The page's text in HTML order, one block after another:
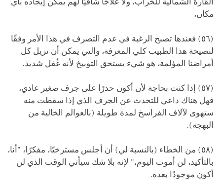
مكان،
(٥٦) فعندها تصبح الرغبة في عدم التصرف في هذا الأمر وفقًا
لنصيحة هذا الطبيب كلي المعرفة، والتي يمكن أن تزيل كل
أمراضنا المؤلمة، هو شيء يستحق التوبيخ لأنه غُفل شديد.
(٥٧) إذا كنت بحاجة لأن أكون حذرًا على جرف صغير عادي،
فهل هناك داعي للتحدث عن الجرف الذي إذا سقطت منه
ستهوى لآلاف الفراسخ لمدة طويلة (بالعوالم الخالية من
البهجة).
(٥٨) من الخطاء (بالنسبة لي) أن أجلس مسترخيًا، مفكرًا، "أنا،
بالتأكيد، لن أموت اليوم،" لإنه بلا شك سيأتي الوقت الذي لن
أكون موجودًا بعده.